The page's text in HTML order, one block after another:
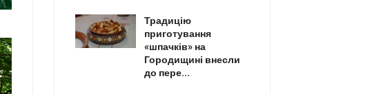
Традицію
приготування
«шпачків» на
Городищині внесли
до пере...